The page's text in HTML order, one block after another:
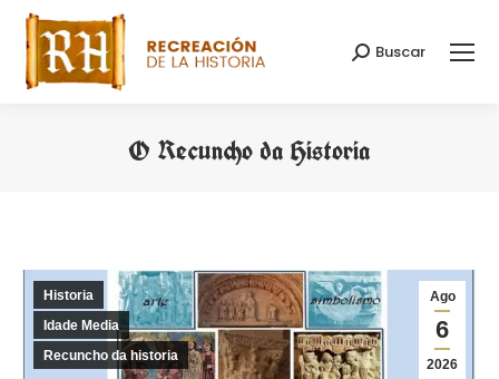
Search:
Buscar
O Recuncho da Historia
Ago
6
2026
Historia
Idade Media
Recuncho da historia